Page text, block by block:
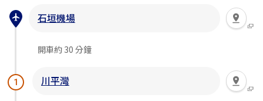
石垣機場
開車約 30 分鐘
1 川平灣